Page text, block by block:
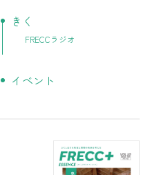
きく
FRECCラジオ
イベント